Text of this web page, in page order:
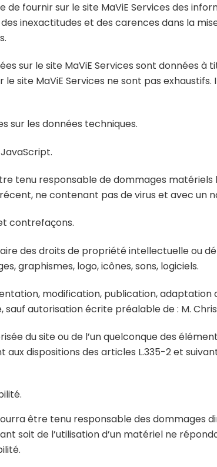
de fournir sur le site MaViE Services des
inexactitudes et des carences dans la
sur le site MaViE Services sont données
site MaViE Services ne sont pas
sur les données techniques.
tenu responsable de dommages matériels
ne contenant pas de virus et avec un
contrefaçons.
des droits de propriété intellectuelle ou
graphismes, logo, icônes, sons, logiciels.
modification, publication, adaptation
autorisation écrite préalable de : M.
du site ou de l’un quelconque des
dispositions des articles L.335-2 et
être tenu responsable des dommages
soit de l’utilisation d’un matériel ne